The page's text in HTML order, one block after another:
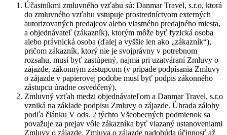
Účastníkmi zmluvného vzťahu sú: Danmar Travel, s.r.o, ktorá
do zmluvného vzťahu vstupuje prostredníctvom externých
autorizovaných predajcov alebo vlastného predajného miesta,
a objednávateľ (zákazník), ktorým môže byť fyzická osoba
alebo právnická osoba (ďalej a vyššie len ako „zákazník“),
pričom zákazník, ktorý nie je svojprávny v potrebnom
rozsahu, musí byť zastúpený, najmä pri uzatváraní Zmluvy o
zájazde, zákonným zástupcom (v prípade podpísania Zmluvy
o zájazde v papierovej podobe musí byť podpis zákonného
zástupcu úradne osvedčený).
Zmluvný vzťah medzi objednávateľom a Danmar Travel, s.r.o
vzniká na základe podpisu Zmluvy o zájazde. Úhrada zálohy
podľa článku V ods. 2 týchto Všeobecných podmienok sa
považuje za prejav vôle zákazníka byť viazaný ustanoveniami
Zmluvy o zájazde. Zmluva o zájazde nadobúda účinnosť až